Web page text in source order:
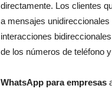
directamente. Los clientes
a mensajes
interacciones
de los números de teléfono
WhatsApp para empresas